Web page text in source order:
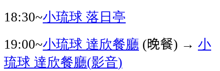
18:30~小琉球 落日亭
19:00~小琉球 達欣餐廳 (晚餐) → 小
琉球 達欣餐廳(影音)